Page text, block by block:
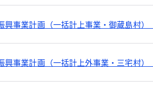
興事業計画（一括計上事業・御蔵島村）
興事業計画（一括計上外事業・三宅村）